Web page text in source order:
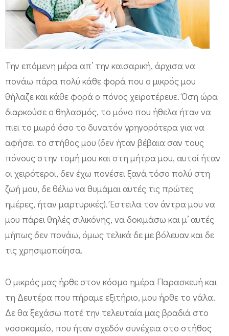
Την επόμενη μέρα απ’ την καισαρική, άρχισα να
πονάω πάρα πολύ κάθε φορά που ο μικρός μου
θήλαζε και κάθε φορά ο πόνος χειροτέρευε. Όση ώρα
διαρκούσε ο θηλασμός, το μόνο που ήθελα ήταν να
πιει το μωρό όσο το δυνατόν γρηγορότερα για να
αφήσει το στήθος μου (δεν ήταν βέβαια σαν τους
πόνους στην τομή μου και στη μήτρα μου, αυτοί ήταν
οι χειρότεροι, δεν έχω πονέσει ξανά τόσο πολύ στη
ζωή μου, δε θέλω να θυμάμαι αυτές τις πρώτες
ημέρες, ήταν μαρτυρικές). Έστειλα τον άντρα μου να
μου πάρει θηλές σιλικόνης, να δοκιμάσω και μ’ αυτές
μήπως δεν πονάω, όμως τελικά δε με βόλευαν και δε
τις χρησιμοποίησα.
Ο μικρός μας ήρθε στον κόσμο ημέρα Παρασκευή και
τη Δευτέρα που πήραμε εξιτήριο, μου ήρθε το γάλα.
Δε θα ξεχάσω ποτέ την τελευταία μας βραδιά στο
νοσοκομείο, που ήταν σχεδόν συνέχεια στο στήθος